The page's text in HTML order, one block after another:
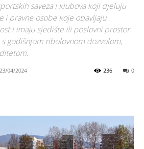
saveza i klubova koji djeluju
i pravne osobe koje obavljaju
i imaju sjedište ili poslovni prostor
s godišnjom ribolovnom dozvolom,
23/04/2024 0
236